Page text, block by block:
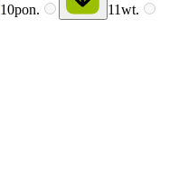
10pon. 11wt.